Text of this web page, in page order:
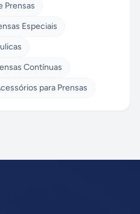
Prensas
Especiais
Contínuas
para Prensas